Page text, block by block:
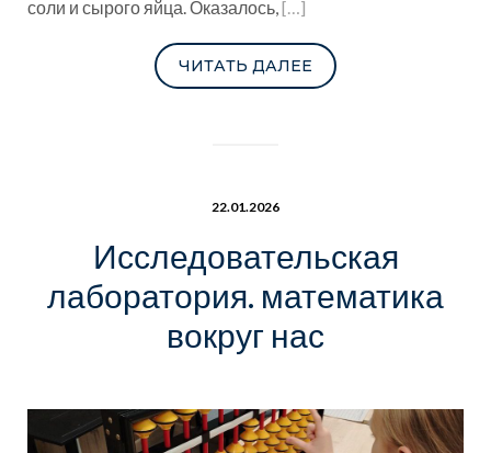
соли и сырого яйца. Оказалось, […]
ЧИТАТЬ ДАЛЕЕ
22.01.2026
Исследовательская
лаборатория. математика
вокруг нас